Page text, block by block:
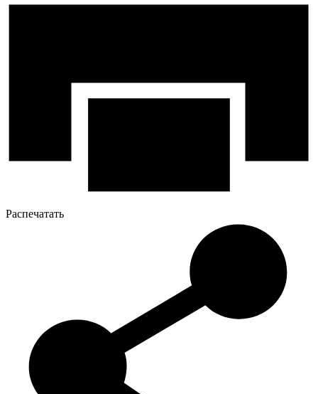
Распечатать